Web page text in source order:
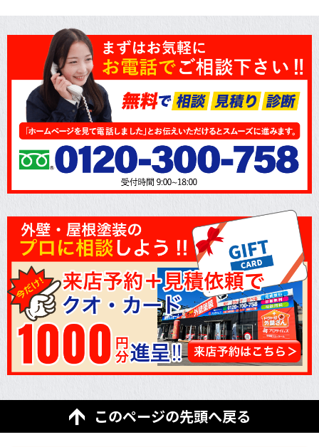
このページの先頭へ戻る